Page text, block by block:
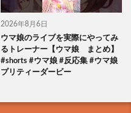
2026年8月6日
ウマ娘のライブを実際にやってみ
るトレーナー【ウマ娘 まとめ】
#shorts #ウマ娘 #反応集 #ウマ娘
プリティーダービー